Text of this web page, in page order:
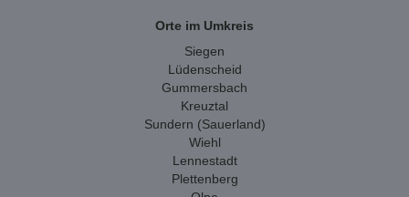
Orte im Umkreis
Siegen
Lüdenscheid
Gummersbach
Kreuztal
Sundern (Sauerland)
Wiehl
Lennestadt
Plettenberg